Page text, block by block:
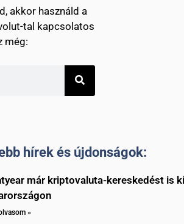
akkor használd a
tal kapcsolatos
még:
hírek és újdonságok:
már kriptovaluta-kereskedést is
»